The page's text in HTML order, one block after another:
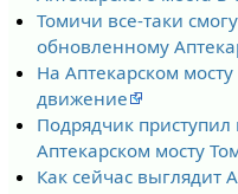
Томичи все-таки
обновленному
На Аптекарском
движение
Подрядчик
Аптекарском мосту
Как сейчас выглядит